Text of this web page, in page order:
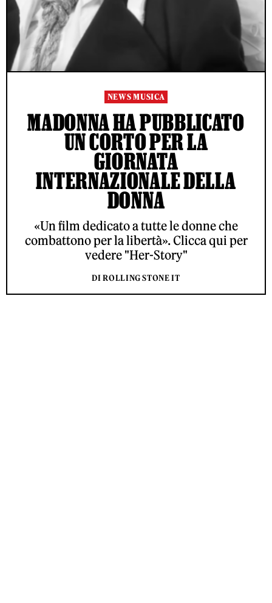
NEWS MUSICA
MADONNA HA PUBBLICATO
UN CORTO PER LA
GIORNATA
INTERNAZIONALE DELLA
DONNA
«Un film dedicato a tutte le donne che
combattono per la libertà». Clicca qui per
vedere "Her-Story"
DI ROLLING STONE IT